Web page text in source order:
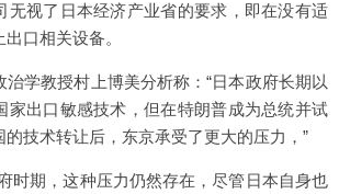
无视了日本经济产业省的要求，即在没有适
口相关设备。
治学教授村上博美分析称：“日本政府长期以
家出口敏感技术，但在特朗普成为总统并试
技术转让后，东京承受了更大的压力，”
时期，这种压力仍然存在，尽管日本自身也